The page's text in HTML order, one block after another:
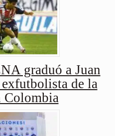
graduó a Juan
de la
Colombia